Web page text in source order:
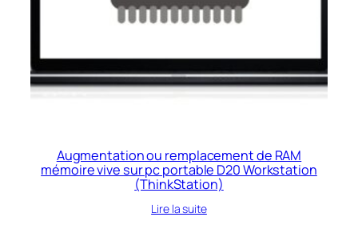
Augmentation ou remplacement de RAM
mémoire vive sur pc portable D20 Workstation
(ThinkStation)
Lire la suite